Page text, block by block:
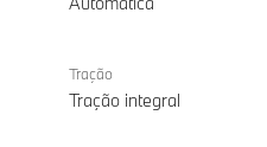
Tração
Tração integral